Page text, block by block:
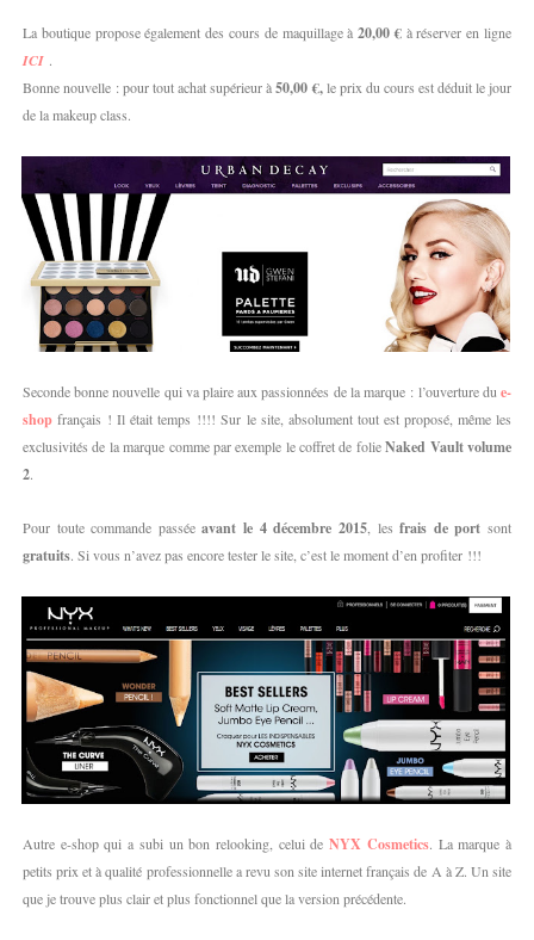
La boutique propose également des cours de maquillage à20,00 €à réserver en ligne
ICI .
Bonne nouvelle : pour tout achat supérieur à50,00 €,le prix du cours est déduit le jour
de la makeup class.
Seconde bonne nouvelle qui va plaire aux passionnées de la marque : l’ouverture du e-
shopfrançais ! Il était temps !!!! Sur le site, absolument tout est proposé, même les
exclusivités de la marque comme par exemple le coffret de folieNaked Vault volume
2.
Pour toute commande passéeavant le 4 décembre 2015, lesfrais de port sont
gratuits. Si vous n’avez pas encore tester le site, c’est le moment d’en profiter !!!
Autre e-shop qui a subi un bon relooking, celui deNYX Cosmetics. La marque à
petits prix et à qualité professionnelle a revu son site internet français de A à Z. Un site
que je trouve plus clair et plus fonctionnel que la version précédente.